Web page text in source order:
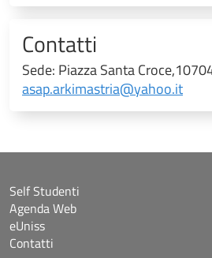
Contatti
Sede: Piazza Santa
asap.arkimastria@yahoo.it
Self Studenti
Agenda Web
eUniss
Contatti